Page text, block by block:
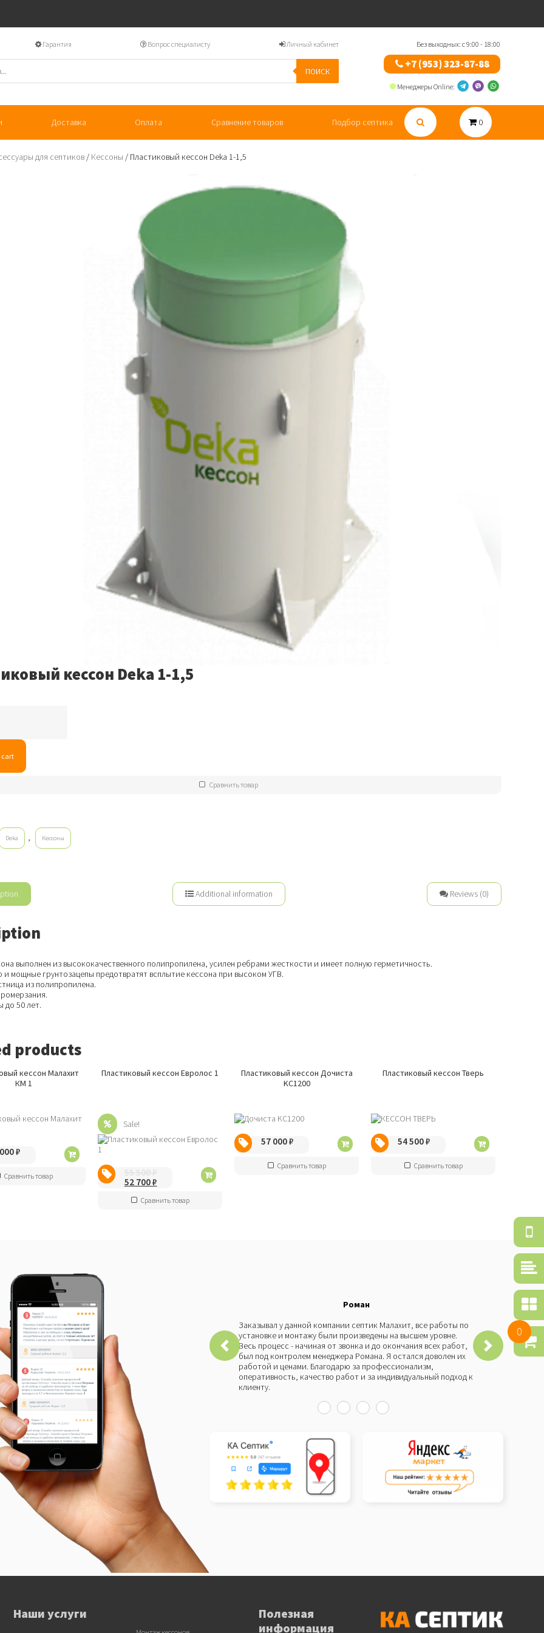
Гарантия Вопрос специалисту Личный кабинет
ПОИСК
Без выходных: с 9:00 - 18:00
+7 (953) 323-87-88
Менеджеры Online:
Доставка Оплата Сравнение товаров Подбор септика 0
для септиков / Кессоны / Пластиковый кессон Deka 1-1,5
кессон Deka 1-1,5
cart
Сравнить товар
Deka , Кессоны
Additional information Reviews (0)
выполнен из высококачественного полипропилена, усилен ребрами жесткости и имеет полную герметичность.
и мощные грунтозацепы предотвратят всплытие кессона при высоком УГВ.
из полипропилена.
до 50 лет.
products
кессон Малахит
КМ 1
₽
Сравнить товар
Пластиковый кессон Евролос 1
Sale!
52 700₽
Сравнить товар
Пластиковый кессон Дoчиcтa
KC1200
57 000₽
Сравнить товар
Пластиковый кессон Тверь
54 500₽
Сравнить товар
Роман
Заказывал у данной компании септик Малахит, все работы по
установке и монтажу были произведены на высшем уровне.
Весь процесс - начиная от звонка и до окончания всех работ,
был под контролем менеджера Романа. Я остался доволен их
работой и ценами. Благодарю за профессионализм,
оперативность, качество работ и за индивидуальный подход к
клиенту.
Наши услуги
Полезная
информация
0